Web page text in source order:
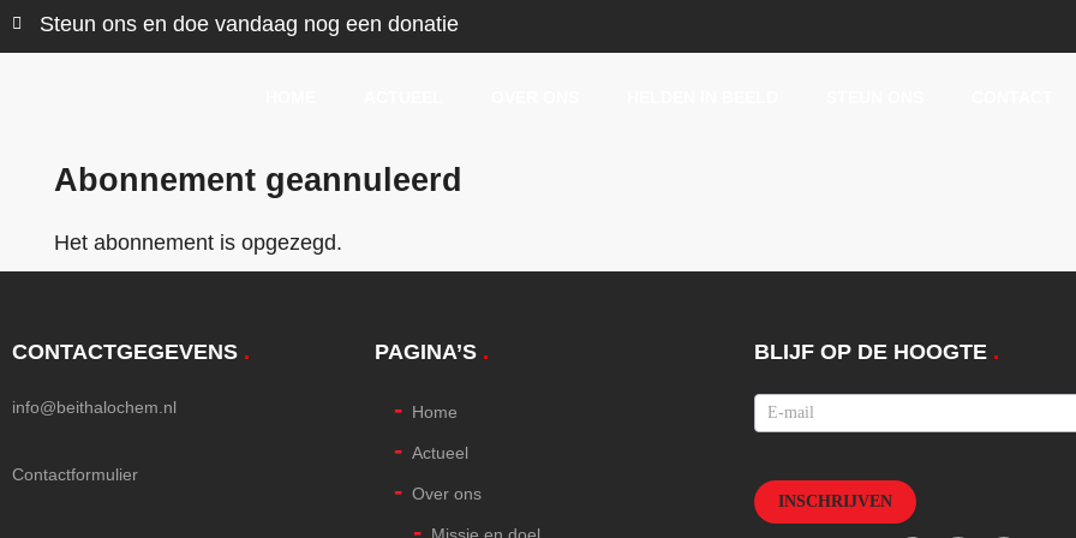
Steun ons en doe vandaag nog een donatie
Abonnement geannuleerd
Het abonnement is opgezegd.
CONTACTGEGEVENS .
info@beithalochem.nl
Contactformulier
PAGINA’S .
Home
Actueel
Over ons
BLIJF OP DE HOOGTE .
Nieuwsbrief
INSCHRIJVEN